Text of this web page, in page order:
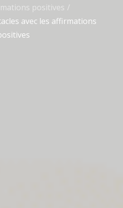
positives
avec les affirmations